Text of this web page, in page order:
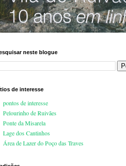
neste blogue
de interesse
pontos de interesse
Pelourinho de Ruivães
Ponte da Misarela
Lage dos Cantinhos
Área de Lazer do Poço das Traves